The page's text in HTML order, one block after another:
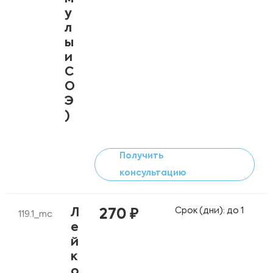
у
л
ы
и
С
О
Э
)
Получить
консультацию
119.1_mc
Л
е
й
к
270 ₽ Срок (дни): до 1